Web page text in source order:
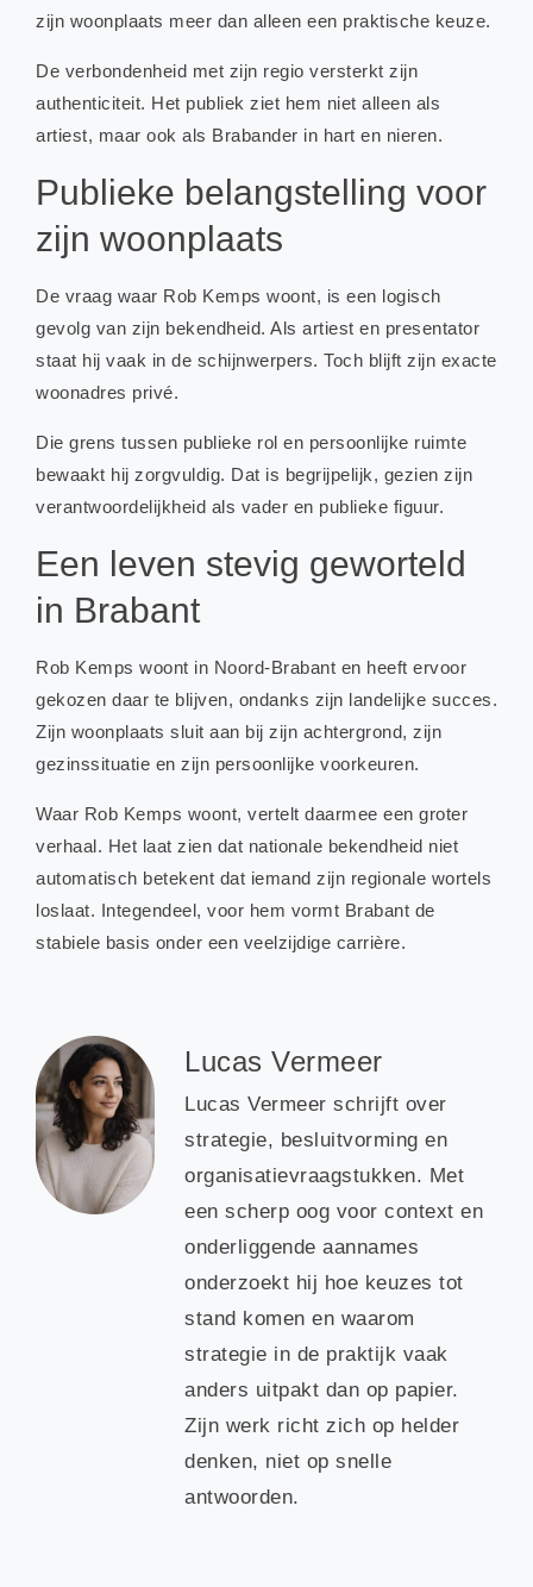
zijn woonplaats meer dan alleen een praktische keuze.
De verbondenheid met zijn regio versterkt zijn
authenticiteit. Het publiek ziet hem niet alleen als
artiest, maar ook als Brabander in hart en nieren.
Publieke belangstelling voor
zijn woonplaats
De vraag waar Rob Kemps woont, is een logisch
gevolg van zijn bekendheid. Als artiest en presentator
staat hij vaak in de schijnwerpers. Toch blijft zijn exacte
woonadres privé.
Die grens tussen publieke rol en persoonlijke ruimte
bewaakt hij zorgvuldig. Dat is begrijpelijk, gezien zijn
verantwoordelijkheid als vader en publieke figuur.
Een leven stevig geworteld
in Brabant
Rob Kemps woont in Noord-Brabant en heeft ervoor
gekozen daar te blijven, ondanks zijn landelijke succes.
Zijn woonplaats sluit aan bij zijn achtergrond, zijn
gezinssituatie en zijn persoonlijke voorkeuren.
Waar Rob Kemps woont, vertelt daarmee een groter
verhaal. Het laat zien dat nationale bekendheid niet
automatisch betekent dat iemand zijn regionale wortels
loslaat. Integendeel, voor hem vormt Brabant de
stabiele basis onder een veelzijdige carrière.
Lucas Vermeer
Lucas Vermeer schrijft over
strategie, besluitvorming en
organisatievraagstukken. Met
een scherp oog voor context en
onderliggende aannames
onderzoekt hij hoe keuzes tot
stand komen en waarom
strategie in de praktijk vaak
anders uitpakt dan op papier.
Zijn werk richt zich op helder
denken, niet op snelle
antwoorden.